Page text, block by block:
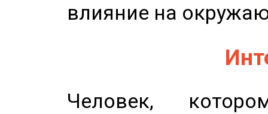
влияние на
Человек,